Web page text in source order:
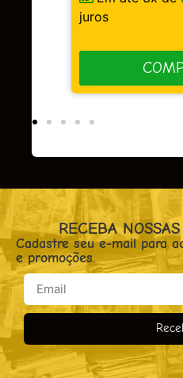
RECEBA
Cadastre seu e-mail para
e promoções.